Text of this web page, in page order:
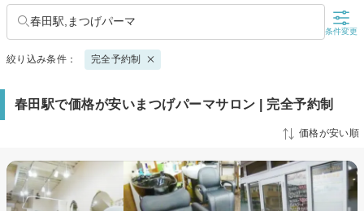
春田駅,まつげパーマ
条件変更
絞り込み条件： 完全予約制
春田駅で価格が安いまつげパーマサロン | 完全予約制
価格が安い順